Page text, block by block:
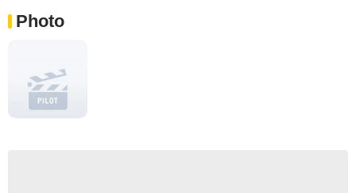
Photo